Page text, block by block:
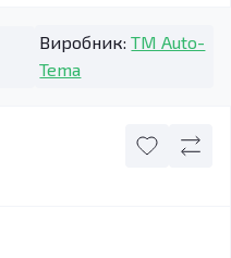
Виробник: TM Auto-
Tema